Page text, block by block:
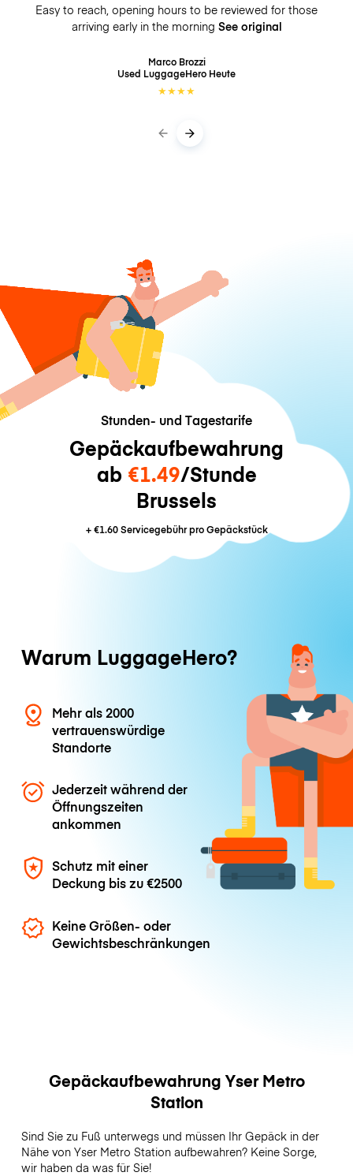
Easy to reach, opening hours to be reviewed for those
arriving early in the morning See original
Marco Brozzi
Used LuggageHero Heute
★★★★
Stunden- und Tagestarife
Gepäckaufbewahrung
ab €1.49/Stunde
Brussels
+€1.60Servicegebühr pro Gepäckstück
Warum LuggageHero?
Mehr als 2000
vertrauenswürdige
Standorte
Jederzeit während der
Öffnungszeiten
ankommen
Schutz mit einer
Deckung bis zu€2500
Keine Größen- oder
Gewichtsbeschränkungen
Gepäckaufbewahrung Yser Metro
Station
Sind Sie zu Fuß unterwegs und müssen Ihr Gepäck in der
Nähe von Yser Metro Station aufbewahren? Keine Sorge,
wir haben da was für Sie!